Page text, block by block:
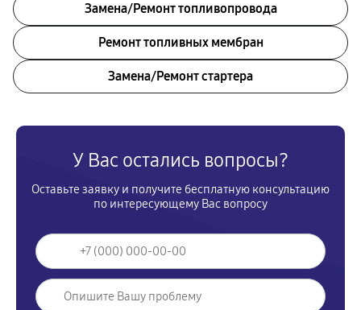
Замена/Pемонт топливопровода
Ремонт топливных мембран
Замена/Pемонт стартера
У Вас остались вопросы?
Оставьте заявку и получите бесплатную консультацию
по интересующему Вас вопросу